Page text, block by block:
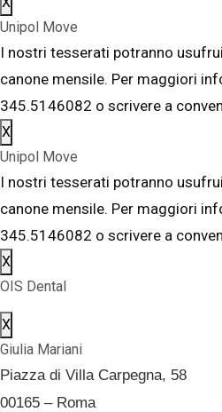
Unipol Move
I nostri tesserati potranno
canone mensile. Per maggiori
345.5146082 o scrivere a
X
Unipol Move
I nostri tesserati potranno
canone mensile. Per maggiori
345.5146082 o scrivere a
X
OIS Dental
X
Giulia Mariani
Piazza di Villa Carpegna, 58
00165 – Roma